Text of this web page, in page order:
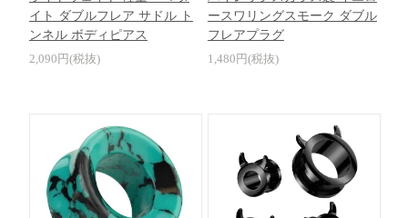
イト ダブルフレア サドル ト
ンネル ボディピアス
2,090円(税抜)
ースワリングスモーク ダブル
フレアプラグ
1,480円(税抜)